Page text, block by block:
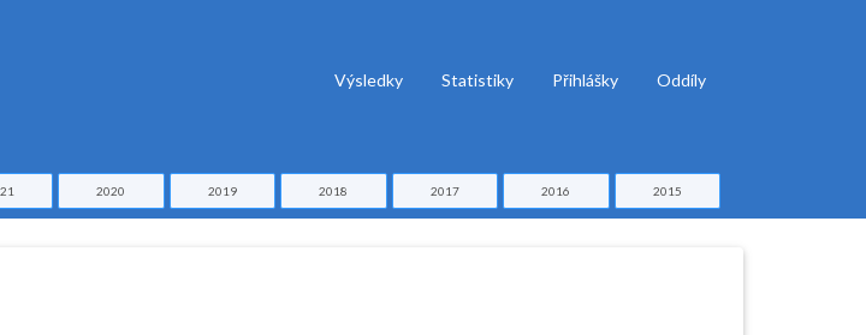
Výsledky Statistiky Přihlášky Oddíly
2020 2019 2018 2017 2016 2015